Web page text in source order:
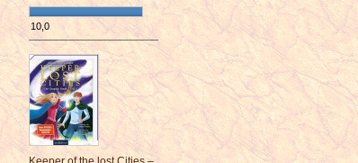
10,0
¯¯¯¯¯¯¯¯¯¯¯¯¯¯¯¯¯¯¯¯¯¯¯¯